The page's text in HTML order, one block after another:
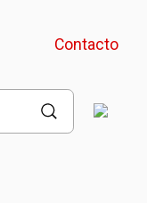
Contacto